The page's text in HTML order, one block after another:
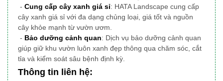
- Cung cấp cây xanh giá sỉ: HATA Landscape cung cấp
cây xanh giá sỉ với đa dạng chủng loại, giá tốt và nguồn
cây khỏe mạnh từ vườn ươm.
- Bảo dưỡng cảnh quan: Dịch vụ bảo dưỡng cảnh quan
giúp giữ khu vườn luôn xanh đẹp thông qua chăm sóc, cắt
tỉa và kiểm soát sâu bệnh định kỳ.
Thông tin liên hệ: